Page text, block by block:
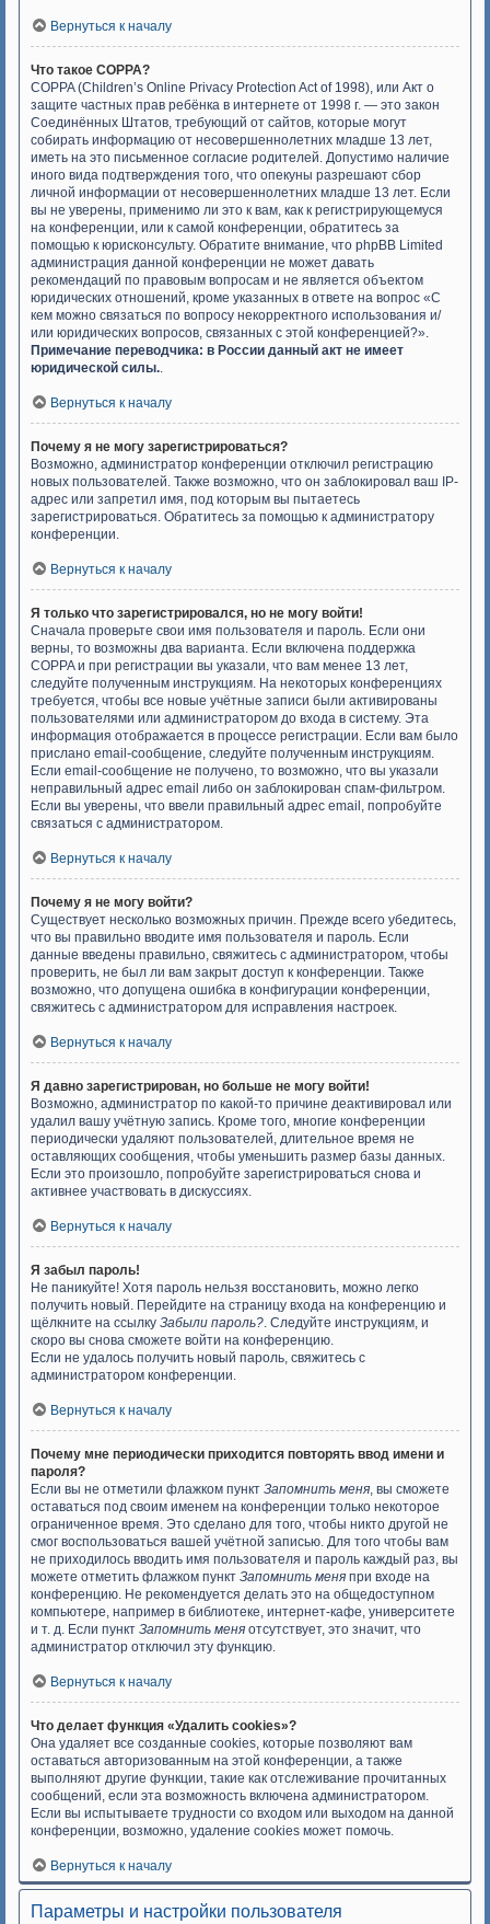
Вернуться к началу
Что такое COPPA?
COPPA (Children’s Online Privacy Protection Act of 1998), или Акт о
защите частных прав ребёнка в интернете от 1998 г. — это закон
Соединённых Штатов, требующий от сайтов, которые могут
собирать информацию от несовершеннолетних младше 13 лет,
иметь на это письменное согласие родителей. Допустимо наличие
иного вида подтверждения того, что опекуны разрешают сбор
личной информации от несовершеннолетних младше 13 лет. Если
вы не уверены, применимо ли это к вам, как к регистрирующемуся
на конференции, или к самой конференции, обратитесь за
помощью к юрисконсульту. Обратите внимание, что phpBB Limited
администрация данной конференции не может давать
рекомендаций по правовым вопросам и не является объектом
юридических отношений, кроме указанных в ответе на вопрос «С
кем можно связаться по вопросу некорректного использования и/
или юридических вопросов, связанных с этой конференцией?».
Примечание переводчика: в России данный акт не имеет
юридической силы..
Вернуться к началу
Почему я не могу зарегистрироваться?
Возможно, администратор конференции отключил регистрацию
новых пользователей. Также возможно, что он заблокировал ваш IP-
адрес или запретил имя, под которым вы пытаетесь
зарегистрироваться. Обратитесь за помощью к администратору
конференции.
Вернуться к началу
Я только что зарегистрировался, но не могу войти!
Сначала проверьте свои имя пользователя и пароль. Если они
верны, то возможны два варианта. Если включена поддержка
COPPA и при регистрации вы указали, что вам менее 13 лет,
следуйте полученным инструкциям. На некоторых конференциях
требуется, чтобы все новые учётные записи были активированы
пользователями или администратором до входа в систему. Эта
информация отображается в процессе регистрации. Если вам было
прислано email-сообщение, следуйте полученным инструкциям.
Если email-сообщение не получено, то возможно, что вы указали
неправильный адрес email либо он заблокирован спам-фильтром.
Если вы уверены, что ввели правильный адрес email, попробуйте
связаться с администратором.
Вернуться к началу
Почему я не могу войти?
Существует несколько возможных причин. Прежде всего убедитесь,
что вы правильно вводите имя пользователя и пароль. Если
данные введены правильно, свяжитесь с администратором, чтобы
проверить, не был ли вам закрыт доступ к конференции. Также
возможно, что допущена ошибка в конфигурации конференции,
свяжитесь с администратором для исправления настроек.
Вернуться к началу
Я давно зарегистрирован, но больше не могу войти!
Возможно, администратор по какой-то причине деактивировал или
удалил вашу учётную запись. Кроме того, многие конференции
периодически удаляют пользователей, длительное время не
оставляющих сообщения, чтобы уменьшить размер базы данных.
Если это произошло, попробуйте зарегистрироваться снова и
активнее участвовать в дискуссиях.
Вернуться к началу
Я забыл пароль!
Не паникуйте! Хотя пароль нельзя восстановить, можно легко
получить новый. Перейдите на страницу входа на конференцию и
щёлкните на ссылку Забыли пароль?. Следуйте инструкциям, и
скоро вы снова сможете войти на конференцию.
Если не удалось получить новый пароль, свяжитесь с
администратором конференции.
Вернуться к началу
Почему мне периодически приходится повторять ввод имени и
пароля?
Если вы не отметили флажком пункт Запомнить меня, вы сможете
оставаться под своим именем на конференции только некоторое
ограниченное время. Это сделано для того, чтобы никто другой не
смог воспользоваться вашей учётной записью. Для того чтобы вам
не приходилось вводить имя пользователя и пароль каждый раз, вы
можете отметить флажком пункт Запомнить меня при входе на
конференцию. Не рекомендуется делать это на общедоступном
компьютере, например в библиотеке, интернет-кафе, университете
и т. д. Если пункт Запомнить меня отсутствует, это значит, что
администратор отключил эту функцию.
Вернуться к началу
Что делает функция «Удалить cookies»?
Она удаляет все созданные cookies, которые позволяют вам
оставаться авторизованным на этой конференции, а также
выполняют другие функции, такие как отслеживание прочитанных
сообщений, если эта возможность включена администратором.
Если вы испытываете трудности со входом или выходом на данной
конференции, возможно, удаление cookies может помочь.
Вернуться к началу
Параметры и настройки пользователя